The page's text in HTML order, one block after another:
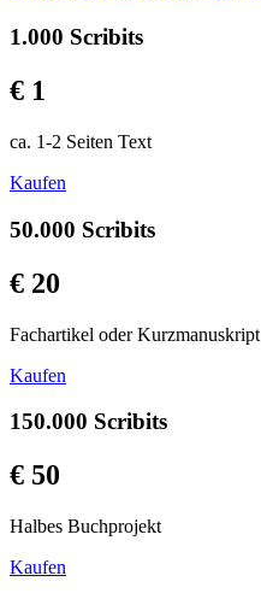
1.000 Scribits
€ 1
ca. 1-2 Seiten Text
Kaufen
50.000 Scribits
€ 20
Fachartikel oder Kurzmanuskript
Kaufen
150.000 Scribits
€ 50
Halbes Buchprojekt
Kaufen